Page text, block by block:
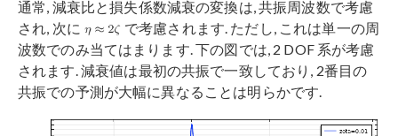
通常, 減衰比と損失係数減衰の変換は, 共振周波数で考慮
され, 次に
で考慮されます. ただし, これは単一の周
波数でのみ当てはまります. 下の図では, 2 DOF 系が考慮
されます. 減衰値は最初の共振で一致しており, 2番目の
共振での予測が大幅に異なることは明らかです.